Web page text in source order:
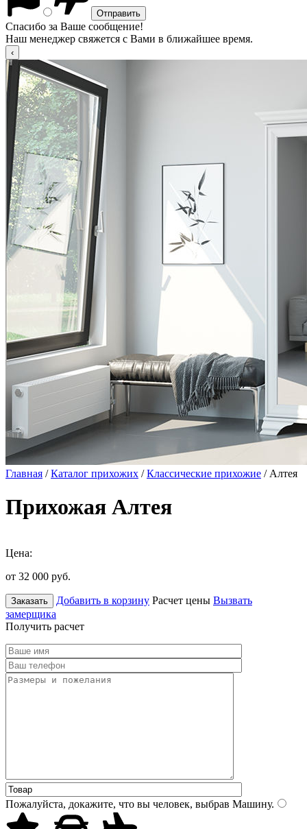
Спасибо за Ваше сообщение!
Наш менеджер свяжется с Вами в ближайшее время.
Главная /Каталог прихожих /Классические прихожие / Алтея
Прихожая Алтея
Цена:
от 32 000 руб.
Заказать Добавить в корзину Расчет цены Вызвать
замерщика
Получить расчет
Пожалуйста, докажите, что вы человек, выбрав Машину.